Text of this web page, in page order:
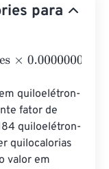
para
quiloelétron-
fator de
quiloelétron-
quilocalorias
valor em